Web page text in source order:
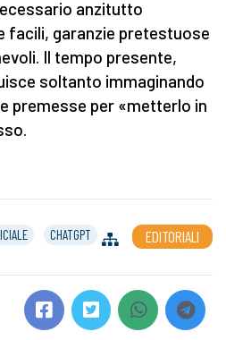
anzitutto
facili, garanzie pretestuose
Il tempo presente,
soltanto immaginando
premesse per «metterlo in
CHATGPT EDITORIALI